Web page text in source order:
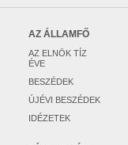
AZ ÁLLAMFŐ
AZ ELNÖK TÍZ
ÉVE
BESZÉDEK
ÚJÉVI BESZÉDEK
IDÉZETEK